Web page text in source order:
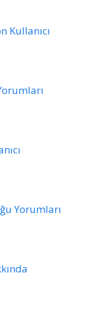
Kullanıcı
Yorumları